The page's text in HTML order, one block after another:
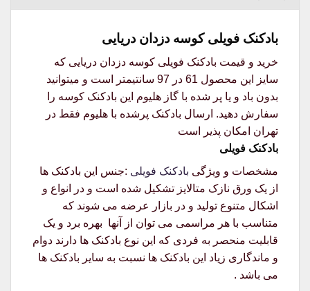
بادکنک فویلی کوسه دزدان دریایی
خرید و قیمت بادکنک فویلی کوسه دزدان دریایی که
سایز این محصول 61 در 97 سانتیمتر است و میتوانید
بدون باد و یا پر شده با گاز هلیوم این بادکنک کوسه را
سفارش دهید. ارسال بادکنک پرشده با هلیوم فقط در
تهران امکان پذیر است
بادکنک فویلی
مشخصات و ویژگی بادکنک فویلی :جنس این بادکنک ها
از یک ورق نازک متالایز تشکیل شده است و در انواع و
اشکال متنوع تولید و در بازار عرضه می شوند که
متناسب با هر مراسمی می توان از آنها بهره برد و یک
قابلیت منحصر به فردی که این نوع بادکنک ها دارند دوام
و ماندگاری زیاد این بادکنک ها نسبت به سایر بادکنک ها
می باشد .